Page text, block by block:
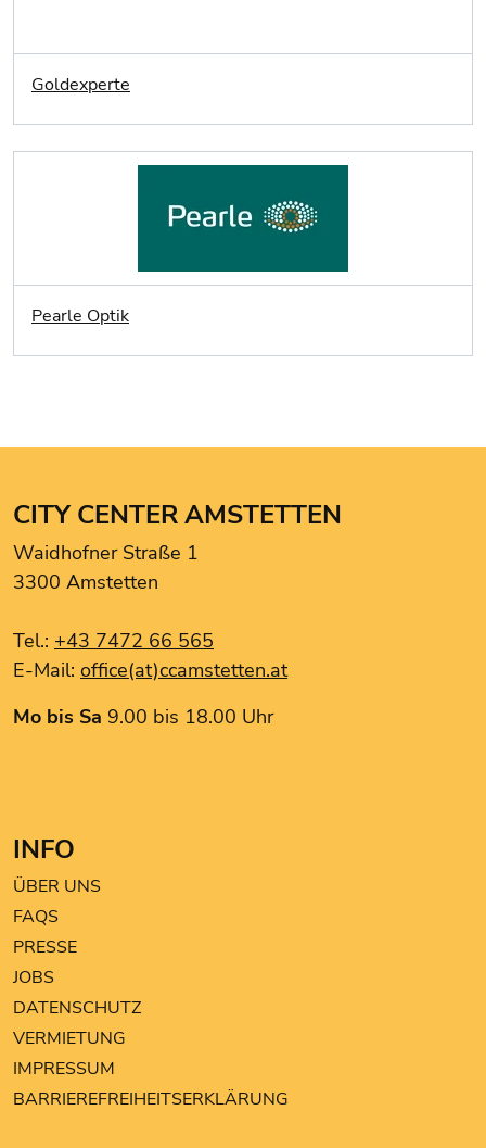
Goldexperte
Pearle Optik
CITY CENTER AMSTETTEN
Waidhofner Straße 1
3300 Amstetten
Tel.: +43 7472 66 565
E-Mail: office(at)ccamstetten.at
Mo bis Sa 9.00 bis 18.00 Uhr
INFO
ÜBER UNS
FAQS
PRESSE
JOBS
DATENSCHUTZ
VERMIETUNG
IMPRESSUM
BARRIEREFREIHEITSERKLÄRUNG